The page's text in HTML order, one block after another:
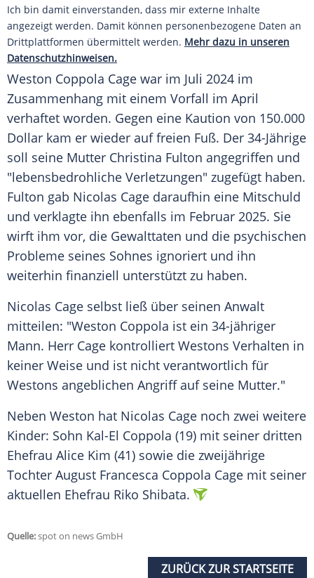
Ich bin damit einverstanden, dass mir externe Inhalte
angezeigt werden. Damit können personenbezogene Daten an
Drittplattformen übermittelt werden. Mehr dazu in unseren
Datenschutzhinweisen.
Weston Coppola Cage war im Juli 2024 im
Zusammenhang mit einem Vorfall im April
verhaftet worden. Gegen eine Kaution von 150.000
Dollar kam er wieder auf freien Fuß. Der 34-Jährige
soll seine Mutter Christina Fulton angegriffen und
"lebensbedrohliche Verletzungen" zugefügt haben.
Fulton gab Nicolas Cage daraufhin eine Mitschuld
und verklagte ihn ebenfalls im Februar 2025. Sie
wirft ihm vor, die Gewalttaten und die psychischen
Probleme seines Sohnes ignoriert und ihn
weiterhin finanziell unterstützt zu haben.
Nicolas Cage selbst ließ über seinen Anwalt
mitteilen: "Weston Coppola ist ein 34-jähriger
Mann. Herr Cage kontrolliert Westons Verhalten in
keiner Weise und ist nicht verantwortlich für
Westons angeblichen Angriff auf seine Mutter."
Neben Weston hat Nicolas Cage noch zwei weitere
Kinder: Sohn Kal-El Coppola (19) mit seiner dritten
Ehefrau Alice Kim (41) sowie die zweijährige
Tochter August Francesca Coppola Cage mit seiner
aktuellen Ehefrau Riko Shibata.
Quelle:spot on news GmbH
ZURÜCK ZUR STARTSEITE